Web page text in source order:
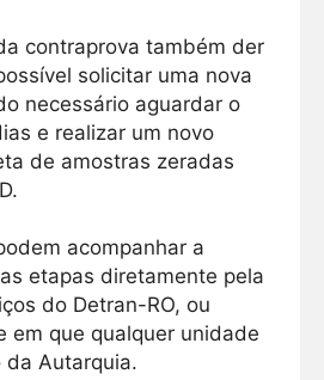
contraprova também der
solicitar uma nova
necessário aguardar o
e realizar um novo
de amostras zeradas
acompanhar a
etapas diretamente pela
do Detran-RO, ou
em que qualquer unidade
Autarquia.